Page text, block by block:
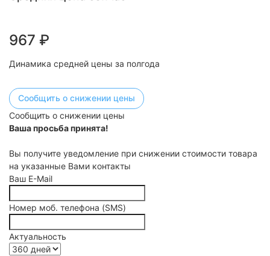
967 ₽
Динамика средней цены за полгода
Сообщить о снижении цены
Сообщить о снижении цены
Ваша просьба принята!
Вы получите уведомление при снижении стоимости товара
на указанные Вами контакты
Ваш E-Mail
Номер моб. телефона (SMS)
Актуальность